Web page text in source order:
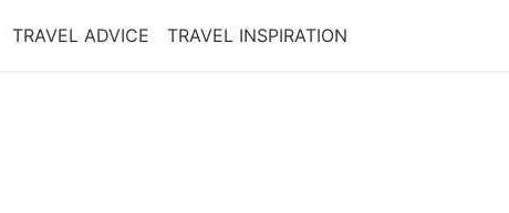
TRAVEL ADVICE TRAVEL INSPIRATION